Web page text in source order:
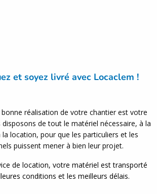
et soyez livré avec Locaclem !
réalisation de votre chantier est votre
de tout le matériel nécessaire, à la
location, pour que les particuliers et les
puissent mener à bien leur projet.
de location, votre matériel est transporté
conditions et les meilleurs délais.